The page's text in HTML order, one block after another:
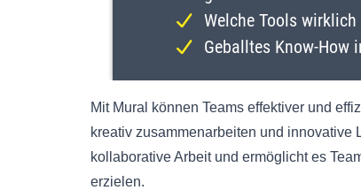
Mit Mural können Teams effektiver und
kreativ zusammenarbeiten und
kollaborative Arbeit und ermöglicht es
erzielen.